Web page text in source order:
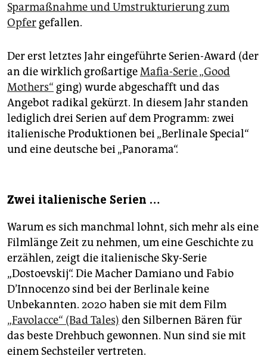
Sparmaßnahme und Umstrukturierung zum
Opfer gefallen.
Der erst letztes Jahr eingeführte Serien-Award (der
an die wirklich großartigeMafia-Serie „Good
Mothers“ ging) wurde abgeschafft und das
Angebot radikal gekürzt. In diesem Jahr standen
lediglich drei Serien auf dem Programm: zwei
italienische Produktionen bei „Berlinale Special“
und eine deutsche bei „Panorama“.
Zwei italienische Serien …
Warum es sich manchmal lohnt, sich mehr als eine
Filmlänge Zeit zu nehmen, um eine Geschichte zu
erzählen, zeigt die italienische Sky-Serie
„Dostoevskij“. Die Macher Damiano und Fabio
D’Innocenzo sind bei der Berlinale keine
Unbekannten. 2020 haben sie mit dem Film
„Favolacce“ (Bad Tales) den Silbernen Bären für
das beste Drehbuch gewonnen. Nun sind sie mit
einem Sechsteiler vertreten.